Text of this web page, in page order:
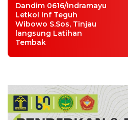
Dandim 0616/Indramayu
Letkol Inf Teguh
Wibowo S.Sos, Tinjau
langsung Latihan
Tembak